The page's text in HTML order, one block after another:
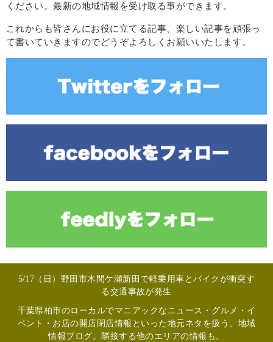
ください。最新の地域情報を受け取る事ができます。
これからも皆さんにお役に立てる記事、楽しい記事を頑張っ
て書いていきますのでどうぞよろしくお願いいたします。
5/17（日）野田市木間ケ瀬新田で軽乗用車とバイクが衝突す
る交通事故が発生
千葉県柏市のローカルでマニアックなニュース・グルメ・イ
ベント・お店の開店閉店情報といった地元ネタを扱う、地域
情報ブログ。隣接する他のエリアの情報も。